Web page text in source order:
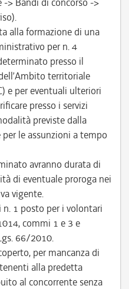
alla formazione di una
per n. 4
presso il
territoriale
e per eventuali ulteriori
presso i servizi
previste dalla
le assunzioni a tempo
avranno durata di
di eventuale proroga nei
vigente.
1 posto per i volontari
commi 1 e 3 e
66/2010.
per mancanza di
alla predetta
al concorrente senza